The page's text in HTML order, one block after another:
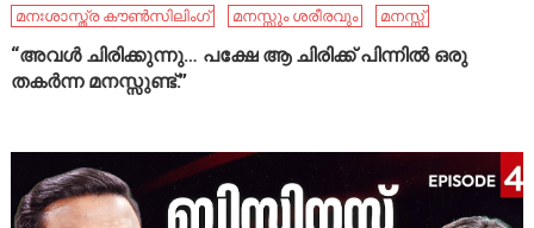
മനഃശാസ്ത്ര കൗൺസിലിംഗ്
മനസ്സും ശരീരവും മനസ്സ്
“അവൾ ചിരിക്കുന്നു… പക്ഷേ ആ ചിരിക്ക് പിന്നിൽ ഒരു
തകർന്ന മനസ്സുണ്ട്.”